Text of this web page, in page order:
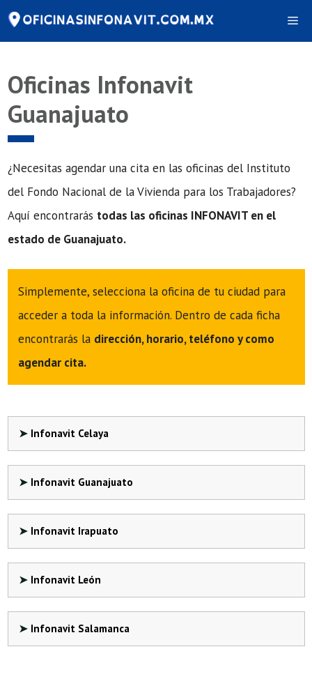
Saltar
Oficinas Infonavit
Guanajuato
¿Necesitas agendar una cita en las oficinas del Instituto
del Fondo Nacional de la Vivienda para los Trabajadores?
Aquí encontrarás todas las oficinas INFONAVIT en el
estado de Guanajuato.
Simplemente, selecciona la oficina de tu ciudad para
acceder a toda la información. Dentro de cada ficha
encontrarás la dirección, horario, teléfono y como
agendar cita.
Infonavit Celaya
Infonavit Guanajuato
Infonavit Irapuato
Infonavit León
Infonavit Salamanca